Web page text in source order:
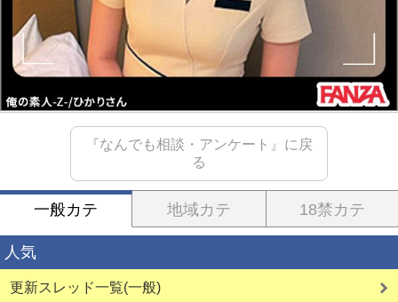
『なんでも相談・アンケート』に戻
る
一般カテ 地域カテ 18禁カテ
人気
更新スレッド一覧(一般)